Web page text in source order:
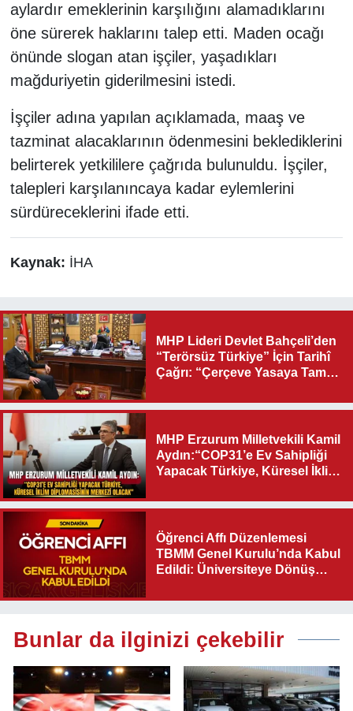
aylardır emeklerinin karşılığını alamadıklarını
öne sürerek haklarını talep etti. Maden ocağı
önünde slogan atan işçiler, yaşadıkları
mağduriyetin giderilmesini istedi.
İşçiler adına yapılan açıklamada, maaş ve
tazminat alacaklarının ödenmesini beklediklerini
belirterek yetkililere çağrıda bulunuldu. İşçiler,
talepleri karşılanıncaya kadar eylemlerini
sürdüreceklerini ifade etti.
Kaynak: İHA
MHP Lideri Devlet Bahçeli’den
“Terörsüz Türkiye” İçin Tarihî
Çağrı: “Çerçeve Yasaya Tam
MHP Erzurum Milletvekili Kamil
Aydın:“COP31’e Ev Sahipliği
Yapacak Türkiye, Küresel İklim
Olacak"
Öğrenci Affı Düzenlemesi
TBMM Genel Kurulu’nda Kabul
Edildi: Üniversiteye Dönüş
Bunlar da ilginizi çekebilir